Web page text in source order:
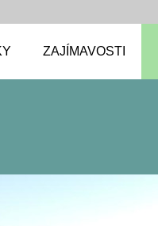
ZAJÍMAVOSTI